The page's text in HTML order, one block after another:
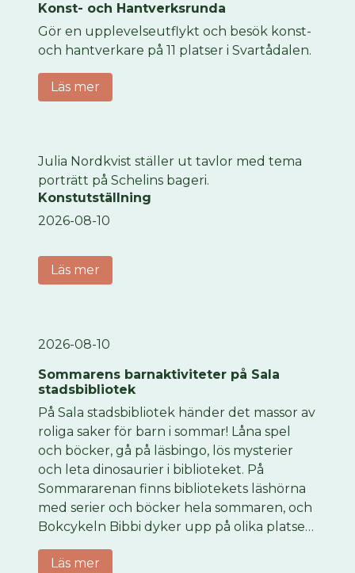
Konst- och Hantverksrunda
Gör en upplevelseutflykt och besök konst-
och hantverkare på 11 platser i Svartådalen.
Läs mer
2026-08-10
Konstutställning
Julia Nordkvist ställer ut tavlor med tema
porträtt på Schelins bageri.
Läs mer
2026-08-10
Sommarens barnaktiviteter på Sala
stadsbibliotek
På Sala stadsbibliotek händer det massor av
roliga saker för barn i sommar! Låna spel
och böcker, gå på läsbingo, lös mysterier
och leta dinosaurier i biblioteket. På
Sommararenan finns bibliotekets läshörna
med serier och böcker hela sommaren, och
Bokcykeln Bibbi dyker upp på olika platser i
Sala med pyssel, ansiktsmålning och annat
kul. Torsdag 6 augusti kl. 12-15 är vi på
Läs mer